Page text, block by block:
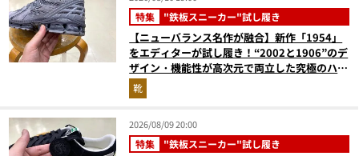
特集 "鉄板スニーカー"試し履き
【ニューバランス名作が融合】新作「1954」
をエディターが試し履き！“2002と1906”のデ
ザイン・機能性が高次元で両立した究極のハイ
ブリッドスニーカー
靴
2026/08/09 20:00
特集 "鉄板スニーカー"試し履き